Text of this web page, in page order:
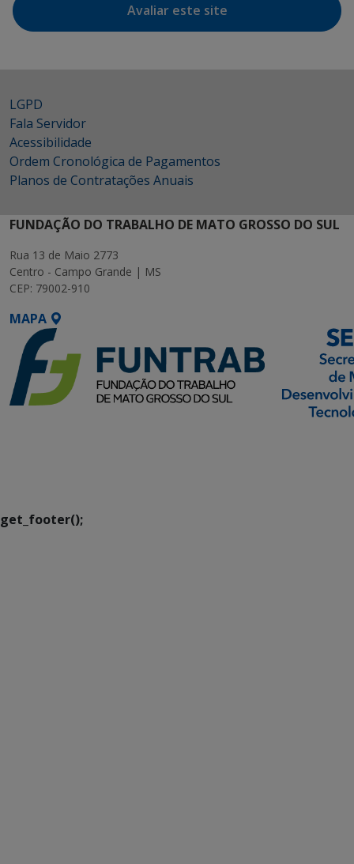
Avaliar este site
LGPD
Fala Servidor
Acessibilidade
Ordem Cronológica de Pagamentos
Planos de Contratações Anuais
FUNDAÇÃO DO TRABALHO DE MATO GROSSO DO SUL
Rua 13 de Maio 2773
Centro - Campo Grande | MS
CEP: 79002-910
MAPA
get_footer();